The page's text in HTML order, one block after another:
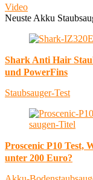
Video
Neuste Akku
Shark Anti Hair
und PowerFins
Staubsauger-Test
Proscenic P10 Test,
unter 200 Euro?